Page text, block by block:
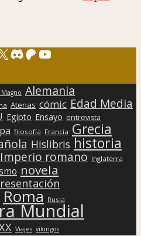
Discord
Patreon
YouTube
Alemania
Atenas cómic Edad Media
Egipto Ensayo entrevista
filosofía Francia Grecia
Hislibris historia
Imperio romano Inglaterra
novela
Roma Rusia
Mundial
Viajes vikingos